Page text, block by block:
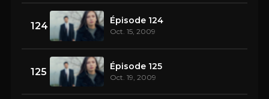
124 Épisode 124
Oct. 15, 2009
125 Épisode 125
Oct. 19, 2009